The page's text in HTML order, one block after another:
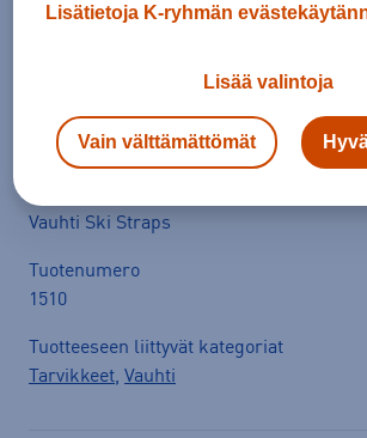
Arvioitu toimitusaika 1-3 arkipäivää.
Tuotetiedot Avaa
Vauhti Ski Straps
Tuotenumero
1510
Tuotteeseen liittyvät kategoriat
Tarvikkeet, Vauhti
Lisätietoja K-ryhmän
Lisää valintoja
Vain välttämättömät